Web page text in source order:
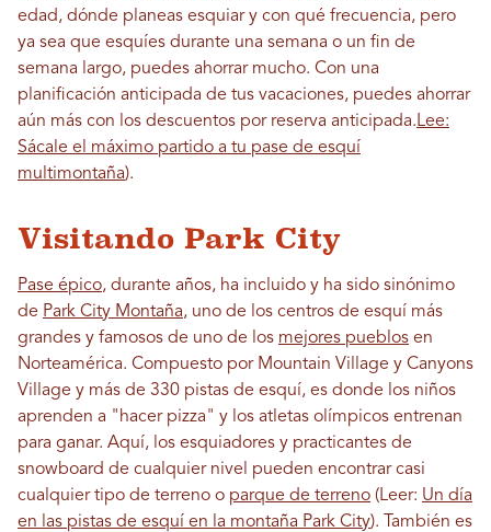
edad, dónde planeas esquiar y con qué frecuencia, pero
ya sea que esquíes durante una semana o un fin de
semana largo, puedes ahorrar mucho. Con una
planificación anticipada de tus vacaciones, puedes ahorrar
aún más con los descuentos por reserva anticipada.Lee:
Sácale el máximo partido a tu pase de esquí
multimontaña).
Visitando Park City
Pase épico, durante años, ha incluido y ha sido sinónimo
de Park City Montaña, uno de los centros de esquí más
grandes y famosos de uno de los mejores pueblos en
Norteamérica. Compuesto por Mountain Village y Canyons
Village y más de 330 pistas de esquí, es donde los niños
aprenden a "hacer pizza" y los atletas olímpicos entrenan
para ganar. Aquí, los esquiadores y practicantes de
snowboard de cualquier nivel pueden encontrar casi
cualquier tipo de terreno o parque de terreno (Leer: Un día
en las pistas de esquí en la montaña Park City). También es